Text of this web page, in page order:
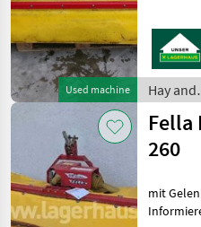
SM
9314
TL
KCB
MARKETPLACE
Marketplace
Dealer
Classifieds
Used machine
Hay and
forage
Fella
Fella
260
mit